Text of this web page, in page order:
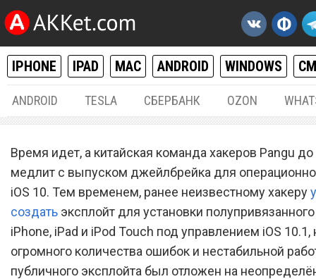
IPHONE IPAD MAC ANDROID WINDOWS
ANDROID TESLA СБЕРБАНК OZON
Хакер установил
на iPhone 7 под
iOS 10.1.1
Время идет, а китайская команда хакеров Pangu
медлит с выпуском джейлбрейка для
iOS 10. Тем временем, ранее неизвестному хакеру
создать эксплойт для установки
iPhone, iPad и iPod Touch под управлением iOS 10.1,
огромного количества ошибок и нестабильной
публичного эксплойта был отложен на